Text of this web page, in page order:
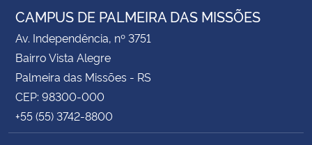
CAMPUS DE PALMEIRA DAS MISSÕES
Av. Independência, nº 3751
Bairro Vista Alegre
Palmeira das Missões - RS
CEP: 98300-000
+55 (55) 3742-8800